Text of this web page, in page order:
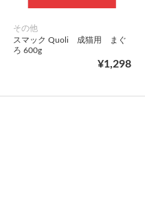
その他
スマック Quoli 成猫用 まぐ
ろ 600g
¥1,298